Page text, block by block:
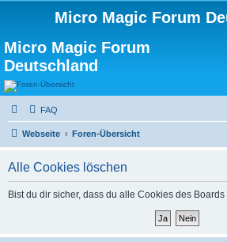
Micro Magic Forum
Micro Magic Forum
Deutschland
FAQ
Webseite Foren-Übersicht
Alle Cookies löschen
Bist du dir sicher, dass du alle Cookies des